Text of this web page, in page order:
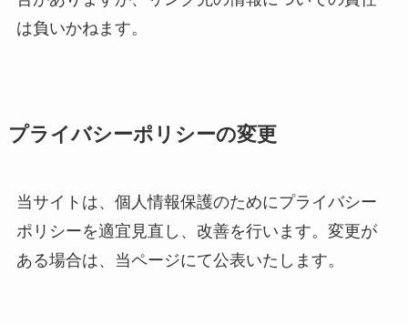
は負いかねます。
プライバシーポリシーの変更
当サイトは、個人情報保護のためにプライバシー
ポリシーを適宜見直し、改善を行います。変更が
ある場合は、当ページにて公表いたします。